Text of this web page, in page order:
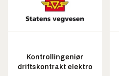
Kontrollingeniør
driftskontrakt elektro